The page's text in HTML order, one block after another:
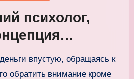
психолог,
впустую, обращаясь к
обратить внимание кроме